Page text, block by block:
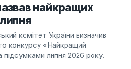
найкращих
комітет України визначив
конкурсу «Найкращий
підсумками липня 2026 року.